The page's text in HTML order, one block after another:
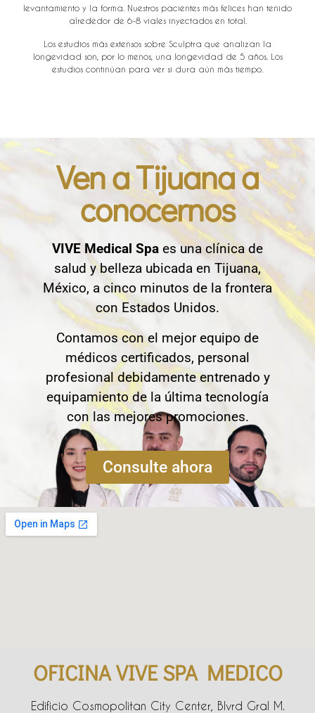
levantamiento y la forma. Nuestros pacientes más felices han tenido
alrededor de 6-8 viales inyectados en total.
Los estudios más extensos sobre Sculptra que analizan la
longevidad son, por lo menos, una longevidad de 5 años. Los
estudios continúan para ver si dura aún más tiempo.
Ven a Tijuana a
conocernos
VIVE Medical Spa es una clínica de
salud y belleza ubicada en Tijuana,
México, a cinco minutos de la frontera
con Estados Unidos.
Contamos con el mejor equipo de
médicos certificados, personal
profesional debidamente entrenado y
equipamiento de la última tecnología
con las mejores promociones.
Consulte ahora
OFICINA VIVE SPA MEDICO
Edificio Cosmopolitan City Center, Blvrd Gral M.